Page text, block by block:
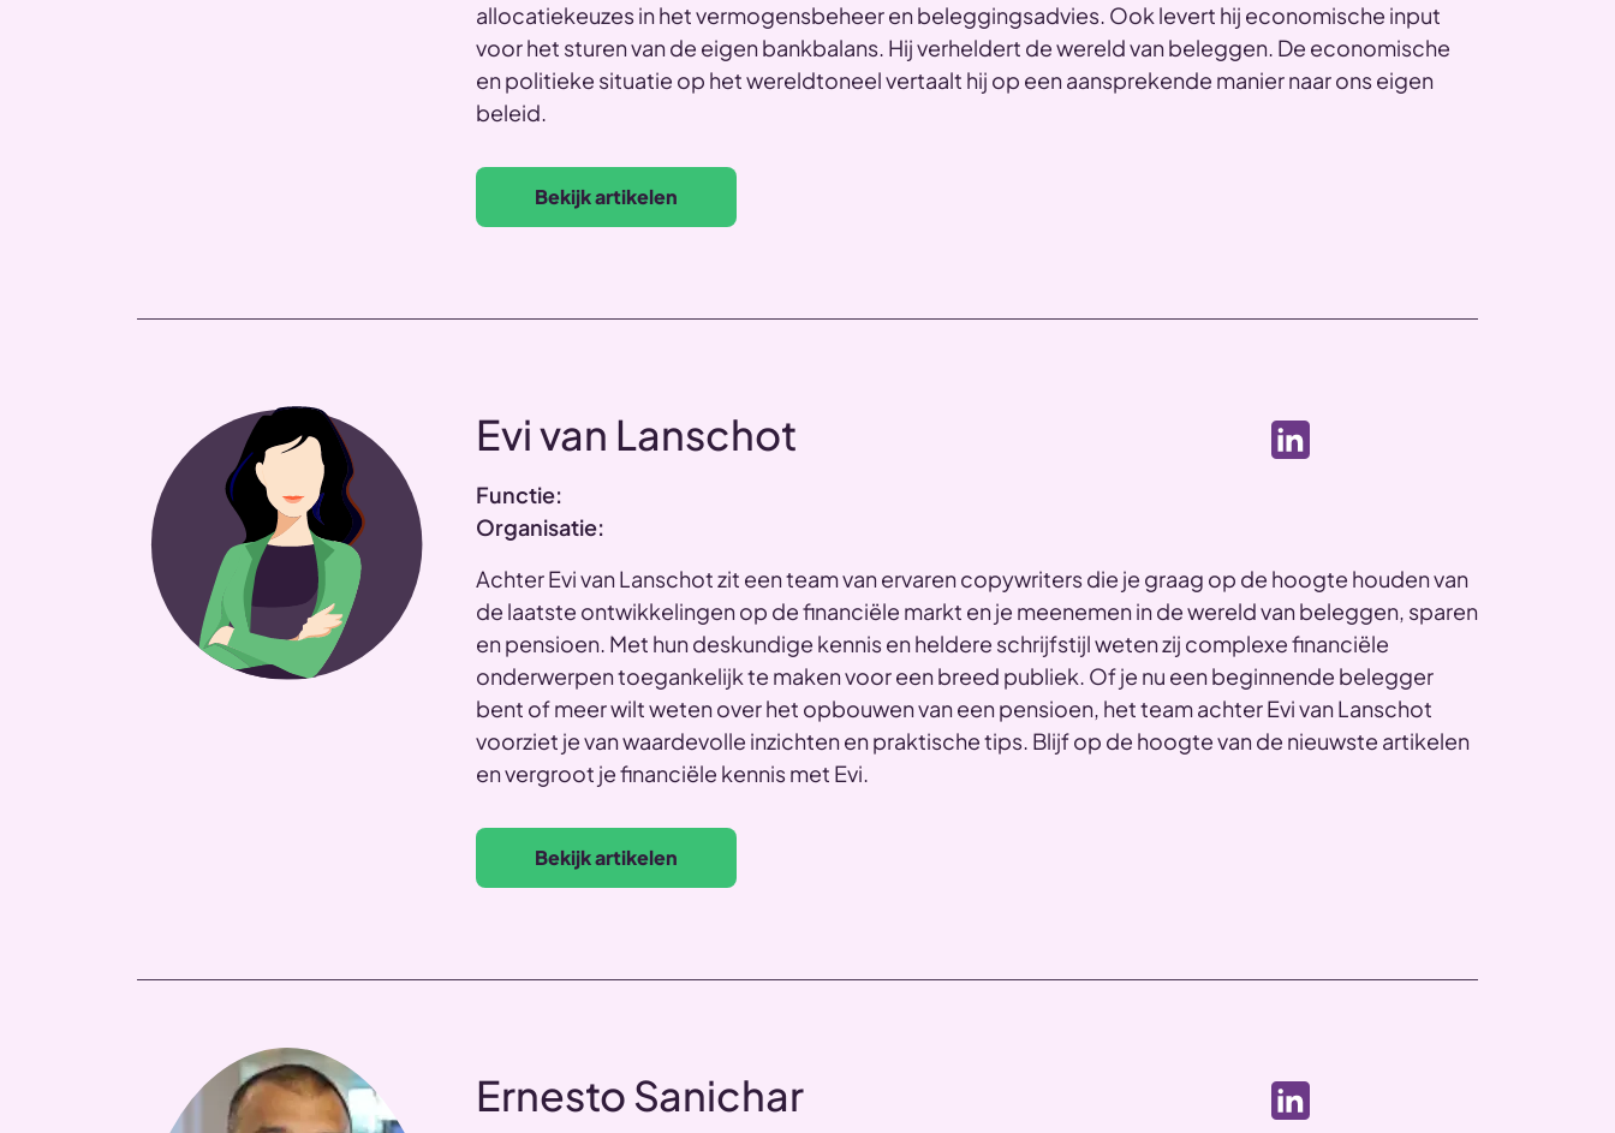
allocatiekeuzes in het vermogensbeheer en beleggingsadvies. Ook levert hij economische input
voor het sturen van de eigen bankbalans. Hij verheldert de wereld van beleggen. De economische
en politieke situatie op het wereldtoneel vertaalt hij op een aansprekende manier naar ons eigen
beleid.
Bekijk artikelen
Evi van Lanschot
Functie:
Organisatie:
Achter Evi van Lanschot zit een team van ervaren copywriters die je graag op de hoogte houden van
de laatste ontwikkelingen op de financiële markt en je meenemen in de wereld van beleggen, sparen
en pensioen. Met hun deskundige kennis en heldere schrijfstijl weten zij complexe financiële
onderwerpen toegankelijk te maken voor een breed publiek. Of je nu een beginnende belegger
bent of meer wilt weten over het opbouwen van een pensioen, het team achter Evi van Lanschot
voorziet je van waardevolle inzichten en praktische tips. Blijf op de hoogte van de nieuwste artikelen
en vergroot je financiële kennis met Evi.
Bekijk artikelen
Ernesto Sanichar